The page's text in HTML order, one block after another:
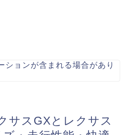
ョンが含まれる場合があり
サスGXとレクサス